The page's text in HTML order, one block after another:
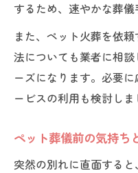
ペット葬儀後
方
ペット葬儀後
介
するため、速やかな葬儀
また、ペット火葬を依
法についても業者に相
ーズになります。必要
ービスの利用も検討しま
ペット葬儀前の気持ち
突然の別れに直面する